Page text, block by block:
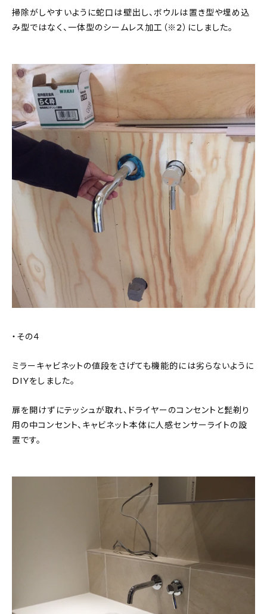
掃除がしやすいように蛇口は壁出し、ボウルは置き型や埋め込
み型ではなく、一体型のシームレス加工（※2）にしました。
・その４
ミラーキャビネットの値段をさげても機能的には劣らないように
DIYをしました。
扉を開けずにテッシュが取れ、ドライヤーのコンセントと髭剃り
用の中コンセント、キャビネット本体に人感センサーライトの設
置です。